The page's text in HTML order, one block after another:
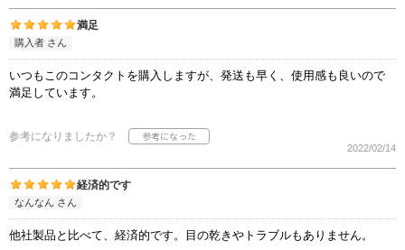
満足
購入者 さん
いつもこのコンタクトを購入しますが、発送も早く、使用感も良いので
満足しています。
参考になりましたか？
2022/02/14
経済的です
なんなん さん
他社製品と比べて、経済的です。目の乾きやトラブルもありません。